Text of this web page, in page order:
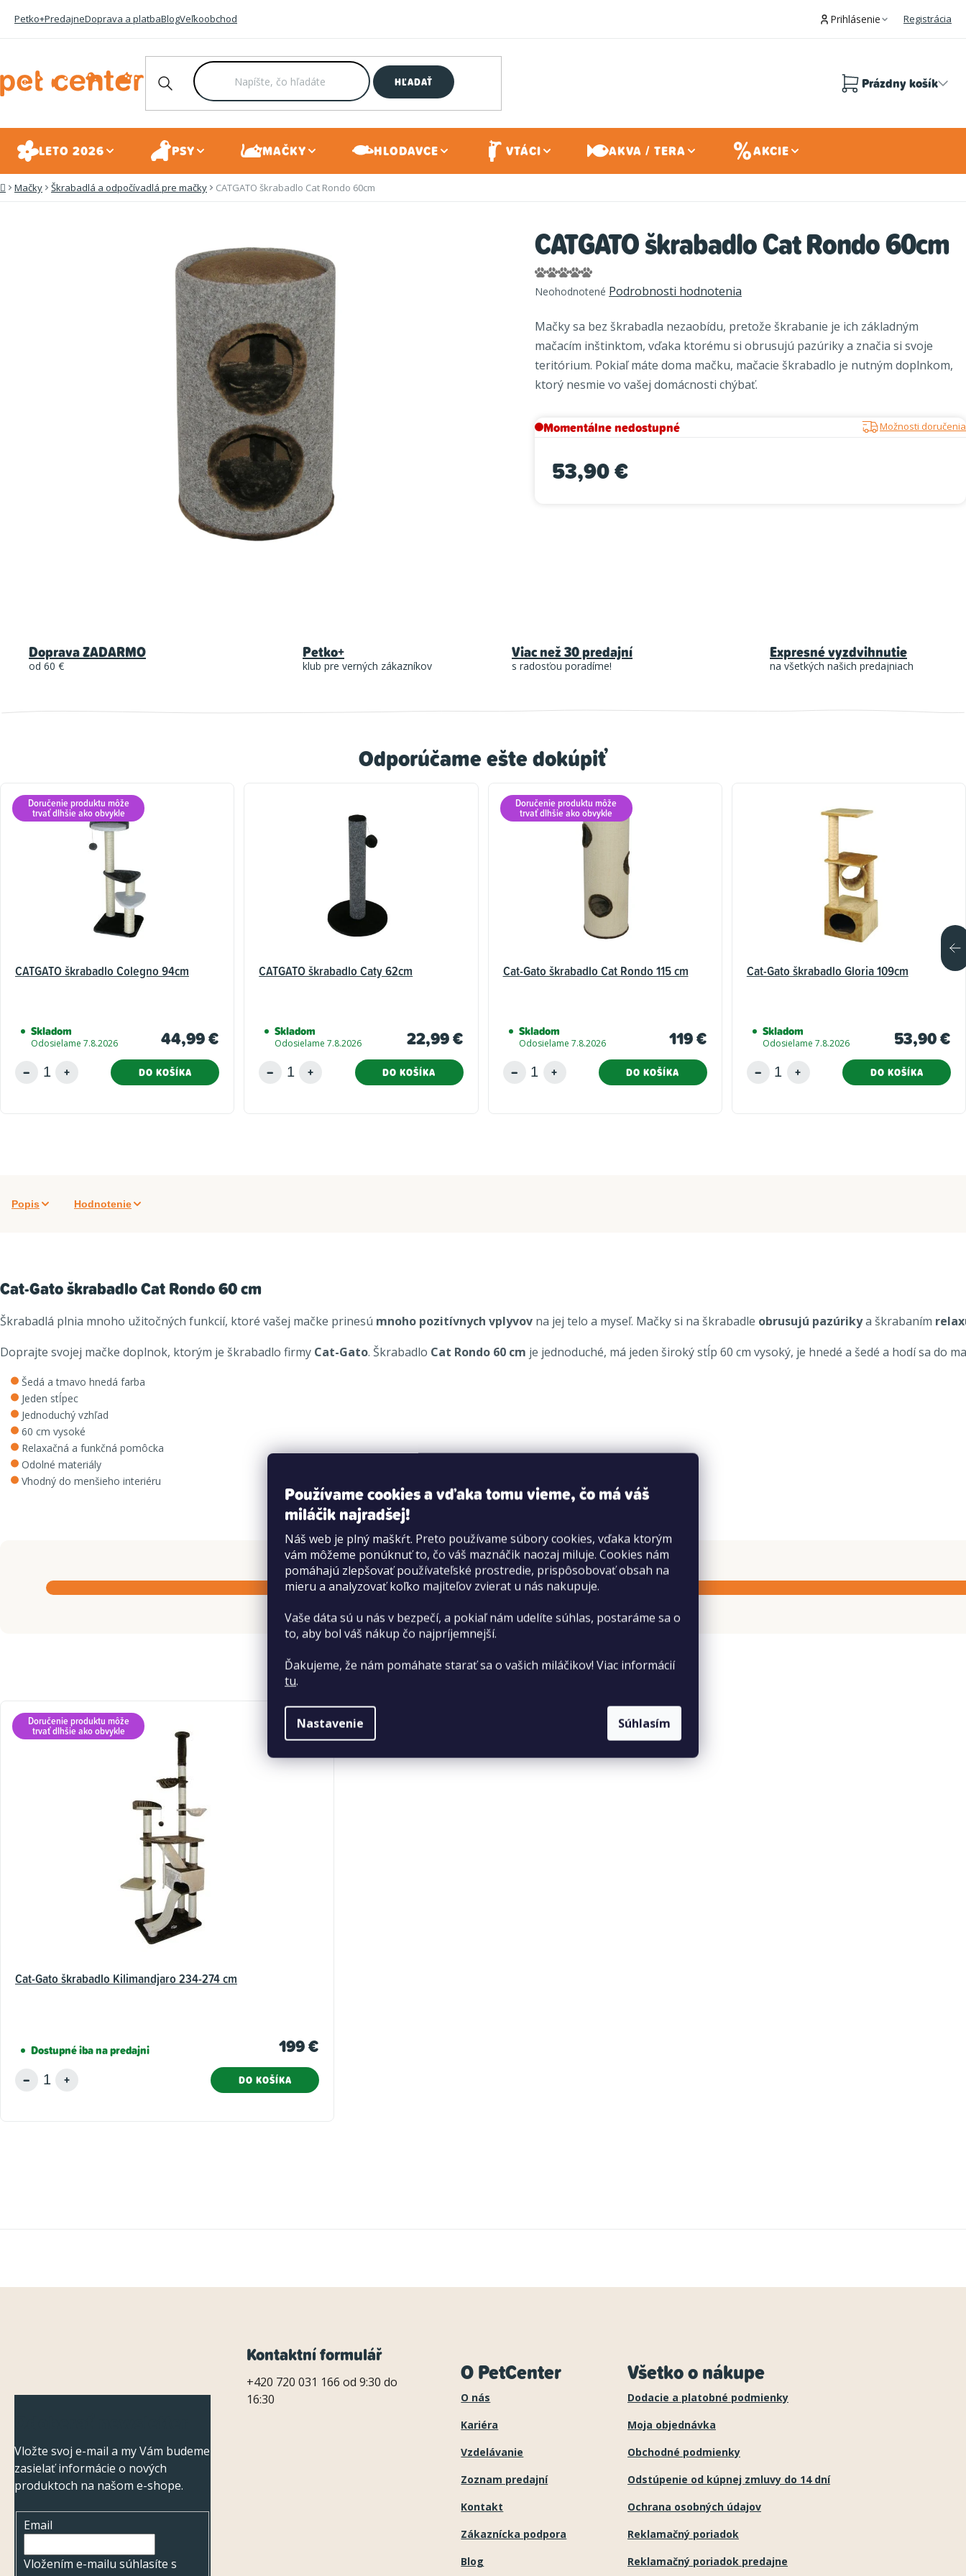
Používame cookies a vďaka tomu vieme, čo má váš
miláčik najradšej!
Náš web je plný maškŕt. Preto používame súbory cookies, vďaka ktorým
vám môžeme ponúknuť to, čo váš maznáčik naozaj miluje. Cookies nám
pomáhajú zlepšovať používateľské prostredie, prispôsobovať obsah na
mieru a analyzovať koľko majiteľov zvierat u nás nakupuje.
Vaše dáta sú u nás v bezpečí, a pokiaľ nám udelíte súhlas, postaráme sa o
to, aby bol váš nákup čo najpríjemnejší.
Ďakujeme, že nám pomáhate starať sa o vašich miláčikov! Viac informácií
tu.
Nastavenie Súhlasím
Petko+PredajneDoprava a platbaBlogVeľkoobchod Prihlásenie Registrácia
HĽADAŤ Prázdny košík
LETO 2026 PSY MAČKY HLODAVCE VTÁCI AKVA / TERA AKCIE
Domov
Mačky Škrabadlá a odpočívadlá pre mačky CATGATO škrabadlo Cat Rondo 60cm
CATGATO škrabadlo Cat Rondo 60cm
Priemerné
hodnotenie
je
0,0
z
5
Neohodnotené Podrobnosti hodnotenia
Mačky sa bez škrabadla nezaobídu, pretože škrabanie je ich základným
mačacím inštinktom, vďaka ktorému si obrusujú pazúriky a značia si svoje
teritórium. Pokiaľ máte doma mačku, mačacie škrabadlo je nutným doplnkom,
ktorý nesmie vo vašej domácnosti chýbať.
Momentálne nedostupné Možnosti doručenia
53,90 €
Odporúčame ešte dokúpiť
Doručenie produktu môže
trvať dlhšie ako obvykle
CATGATO škrabadlo Colegno 94cm
Skladom
Odosielame 7.8.2026 44,99 €
DO KOŠÍKA
CATGATO škrabadlo Caty 62cm
Skladom
Odosielame 7.8.2026 22,99 €
DO KOŠÍKA
Doručenie produktu môže
trvať dlhšie ako obvykle
Cat-Gato škrabadlo Cat Rondo 115 cm
Skladom
Odosielame 7.8.2026 119 €
DO KOŠÍKA
Cat-Gato škrabadlo Gloria 109cm
Skladom
Odosielame 7.8.2026 53,90 €
DO KOŠÍKA
Doprava ZADARMO
od 60 €
Petko+
klub pre verných zákazníkov
Viac než 30 predajní
s radosťou poradíme!
Expresné vyzdvihnutie
na všetkých našich predajniach
Popis Hodnotenie
Cat-Gato škrabadlo Cat Rondo 60 cm
Škrabadlá plnia mnoho užitočných funkcií, ktoré vašej mačke prinesú mnoho pozitívnych vplyvov na jej telo a myseľ. Mačky si na škrabadle obrusujú pazúrikya škrabaním
Doprajte svojej mačke doplnok, ktorým je škrabadlo firmy Cat-Gato. Škrabadlo Cat Rondo 60 cm je jednoduché, má jeden široký stĺp 60 cm vysoký, je hnedé a šedé a hodí sa
Šedá a tmavo hnedá farba
Jeden stĺpec
Jednoduchý vzhľad
60 cm vysoké
Relaxačná a funkčná pomôcka
Odolné materiály
Vhodný do menšieho interiéru
Doručenie produktu môže
trvať dlhšie ako obvykle
Cat-Gato škrabadlo Kilimandjaro 234-274 cm
Dostupné iba na predajni 199 €
DO KOŠÍKA
Vložte svoj e-mail a my Vám budeme
zasielať informácie o nových
produktoch na našom e-shope.
Email
Vložením e-mailu súhlasíte s
Kontaktní formulář
+420 720 031 166 od 9:30 do
16:30
O PetCenter
O nás
Kariéra
Vzdelávanie
Zoznam predajní
Kontakt
Zákaznícka podpora
Blog
Všetko o nákupe
Dodacie a platobné podmienky
Moja objednávka
Obchodné podmienky
Odstúpenie od kúpnej zmluvy do 14 dní
Ochrana osobných údajov
Reklamačný poriadok
Reklamačný poriadok predajne